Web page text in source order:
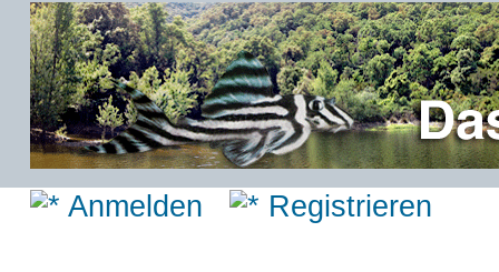
Anmelden Registrieren